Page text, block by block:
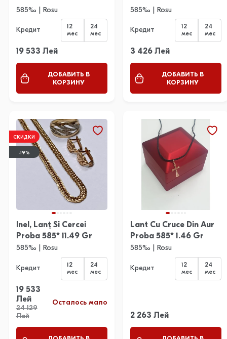
11.49 Gr
585‰ | Rosu
Кредит
12
мес
24
мес
19 533 Лей
ДОБАВИТЬ В
КОРЗИНУ
585‰ | Rosu
Кредит
12
мес
24
мес
3 426 Лей
ДОБАВИТЬ В
КОРЗИНУ
СКИДКИ
-19%
Inel, Lanţ Si Cercei
Proba 585* 11.49 Gr
585‰ | Rosu
Кредит
12
мес
24
мес
19 533
Лей
24 129
Лей
Осталось мало
Lant Cu Cruce Din Aur
Proba 585* 1.46 Gr
585‰ | Rosu
Кредит
12
мес
24
мес
2 263 Лей